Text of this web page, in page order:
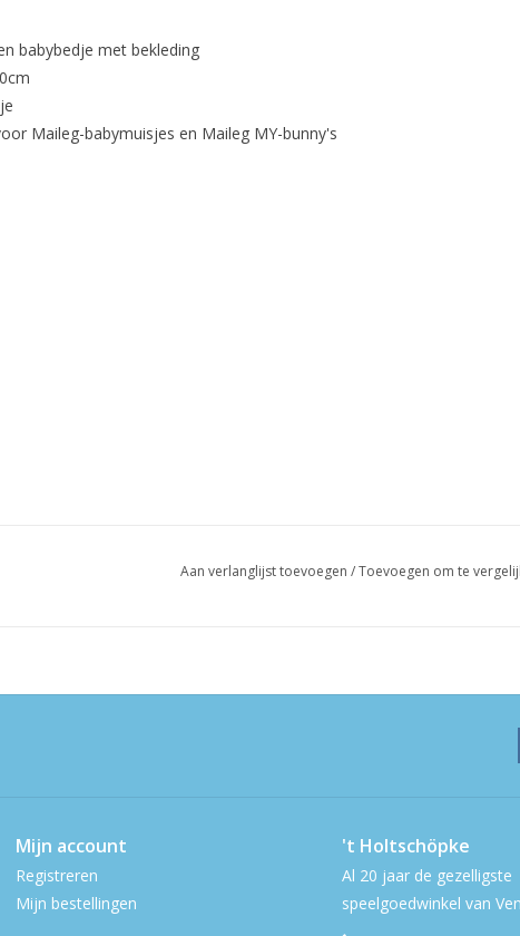
babybedje met bekleding
Maileg-babymuisjes en Maileg MY-bunny's
Aan verlanglijst toevoegen /Toevoegen om te
Mijn account
Registreren
Mijn bestellingen
't Holtschöpke
Al 20 jaar de gezelligste
speelgoedwinkel van